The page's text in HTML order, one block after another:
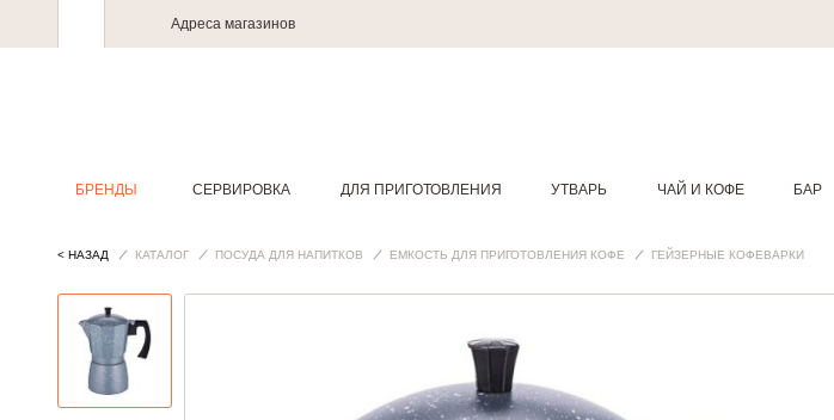
Адреса магазинов
БРЕНДЫ СЕРВИРОВКА ДЛЯ ПРИГОТОВЛЕНИЯ УТВАРЬ ЧАЙ И КОФЕ БАР
< НАЗАД КАТАЛОГ ПОСУДА ДЛЯ НАПИТКОВ ЕМКОСТЬ ДЛЯ ПРИГОТОВЛЕНИЯ КОФЕ ГЕЙЗЕРНЫЕ КОФЕВАРКИ